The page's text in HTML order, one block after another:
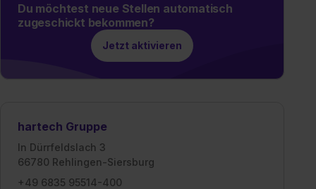
Du möchtest neue Stellen automatisch
zugeschickt bekommen?
Jetzt aktivieren
hartech Gruppe
In Dürrfeldslach 3
66780 Rehlingen-Siersburg
+49 6835 95514-400